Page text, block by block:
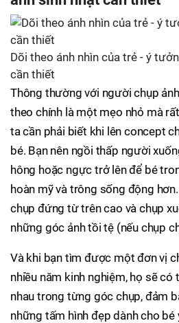
Dõi theo ánh nhìn của trẻ - ý
cần thiết
Thông thường với người chụp
theo chính là một mẹo nhỏ mà
ta cần phải biết khi lên concept
bé. Bạn nên ngồi thấp người
hông hoặc ngực trở lên để bé
hoàn mỹ và trông sống động
chụp đứng từ trên cao và chụp
những góc ảnh tồi tệ (nếu chụp
Và khi bạn tìm được một đơn vị
nhiều năm kinh nghiệm, họ sẽ
nhau trong từng góc chụp, đảm
những tấm hình đẹp dành cho